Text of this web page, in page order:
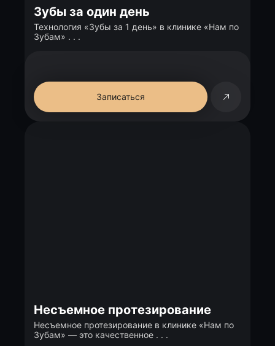
Зубы за один день
Технология «Зубы за 1 день» в клинике «Нам по
Зубам» . . .
Записаться
Несъемное протезирование
Несъемное протезирование в клинике «Нам по
Зубам» — это качественное . . .